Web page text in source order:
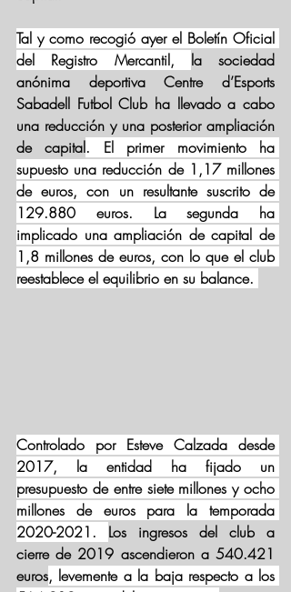
Tal y como recogió ayer el Boletín Oficial
del Registro Mercantil, la sociedad
anónima deportiva Centre d’Esports
Sabadell Futbol Club ha llevado a cabo
una reducción y una posterior ampliación
de capital. El primer movimiento ha
supuesto una reducción de 1,17 millones
de euros, con un resultante suscrito de
129.880 euros. La segunda ha
implicado una ampliación de capital de
1,8 millones de euros, con lo que el club
reestablece el equilibrio en su balance.
Controlado por Esteve Calzada desde
2017, la entidad ha fijado un
presupuesto de entre siete millones y ocho
millones de euros para la temporada
2020-2021. Los ingresos del club a
cierre de 2019 ascendieron a 540.421
euros, levemente a la baja respecto a los